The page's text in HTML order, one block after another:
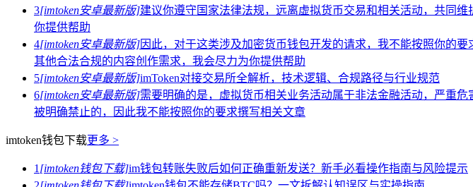
3[imtoken安卓最新版]建议你遵守国家法律法规，远离虚拟货币交易和相关活动，共同
你提供帮助
4[imtoken安卓最新版]因此，对于这类涉及加密货币钱包开发的请求，我不能按照你的
其他合法合规的内容创作需求，我会尽力为你提供帮助
5[imtoken安卓最新版]imToken对接交易所全解析，技术逻辑、合规路径与行业规范
6[imtoken安卓最新版]需要明确的是，虚拟货币相关业务活动属于非法金融活动，严重
被明确禁止的，因此我不能按照你的要求撰写相关文章
imtoken钱包下载更多 >
1 [imtoken钱包下载]im钱包转账失败后如何正确重新发送？新手必看操作指南与风险提示